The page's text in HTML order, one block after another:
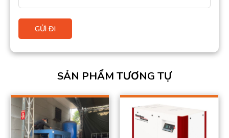
SẢN PHẨM TƯƠNG TỰ